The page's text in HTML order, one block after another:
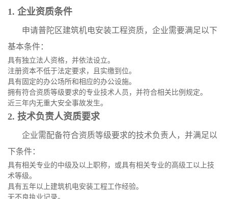
1. 企业资质条件
申请普陀区建筑机电安装工程资质，企业需要满足以下
基本条件：
具有独立法人资格，并依法设立。
注册资本不低于法定要求，且实缴到位。
具有固定的办公场所和相应的办公设施。
拥有符合资质等级要求的专业技术人员，并符合相关比例规定。
近三年内无重大安全事故发生。
2. 技术负责人资质要求
企业需配备符合资质等级要求的技术负责人，并满足以
下条件：
具有相关专业的中级及以上职称，或具有相关专业的高级工以上技
术等级。
具有五年以上建筑机电安装工程工作经验。
无不良执业记录。